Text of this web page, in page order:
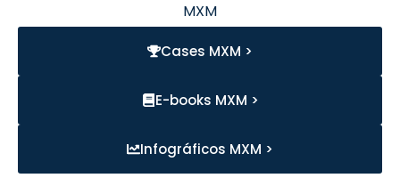
MXM
Cases MXM >
E-books MXM >
Infográficos MXM >